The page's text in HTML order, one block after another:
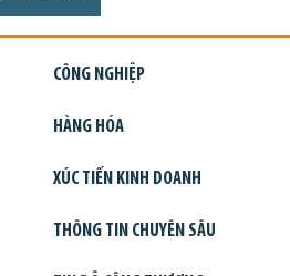
CÔNG NGHIỆP
HÀNG HÓA
XÚC TIẾN KINH DOANH
THÔNG TIN CHUYÊN SÂU